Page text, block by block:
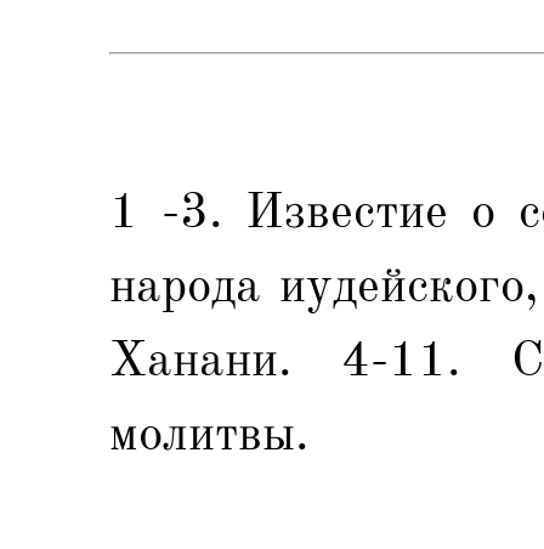
1 -3. Известие о
народа
Ханани. 4-11.
молитвы.